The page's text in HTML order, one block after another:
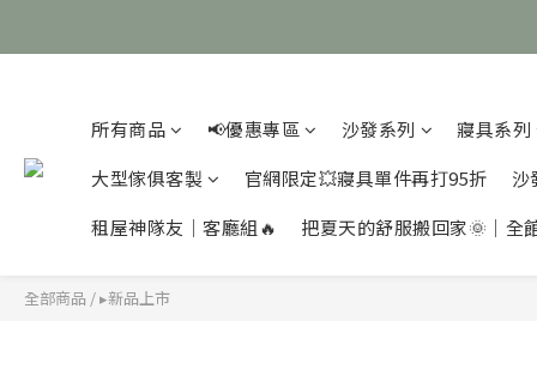
所有商品 📢優惠專區 沙發系列
寢具系列
大型傢俱客製
官網限定💥寢具單件再打95折
沙
租屋神隊友｜客廳組🔥
把夏天的舒服搬回家🌞｜全
全部商品 /▸新品上市